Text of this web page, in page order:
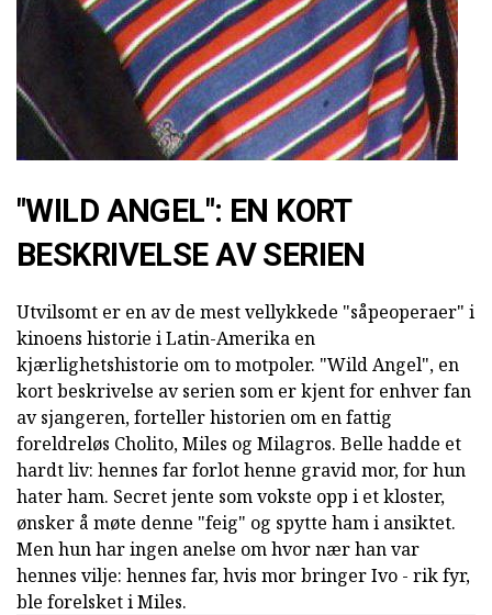
"WILD ANGEL": EN KORT
BESKRIVELSE AV SERIEN
Utvilsomt er en av de mest vellykkede "såpeoperaer" i
kinoens historie i Latin-Amerika en
kjærlighetshistorie om to motpoler. "Wild Angel", en
kort beskrivelse av serien som er kjent for enhver fan
av sjangeren, forteller historien om en fattig
foreldreløs Cholito, Miles og Milagros. Belle hadde et
hardt liv: hennes far forlot henne gravid mor, for hun
hater ham. Secret jente som vokste opp i et kloster,
ønsker å møte denne "feig" og spytte ham i ansiktet.
Men hun har ingen anelse om hvor nær han var
hennes vilje: hennes far, hvis mor bringer Ivo - rik fyr,
ble forelsket i Miles.